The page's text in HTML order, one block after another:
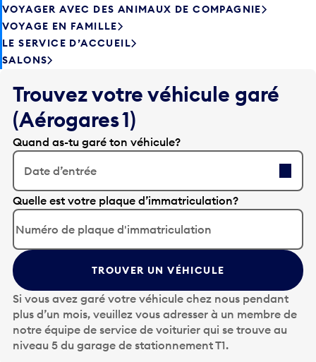
VOYAGER AVEC DES ANIMAUX DE COMPAGNIE
VOYAGE EN FAMILLE
LE SERVICE D’ACCUEIL
SALONS
Trouvez votre véhicule garé
(Aérogares 1)
Quand as-tu garé ton véhicule?
Date d’entrée
A
p
p
u
y
e
z
s
u
r
l
Quelle est votre plaque d’immatriculation?
TROUVER UN VÉHICULE
Si vous avez garé votre véhicule chez nous pendant
plus d’un mois, veuillez vous adresser à un membre de
notre équipe de service de voiturier qui se trouve au
niveau 5 du garage de stationnement T1.